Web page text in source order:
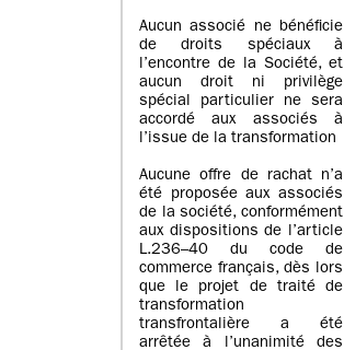
Aucun associé ne bénéficie
de droits spéciaux à
l’encontre de la Société, et
aucun droit ni privilège
spécial particulier ne sera
accordé aux associés à
l’issue de la transformation
Aucune offre de rachat n’a
été proposée aux associés
de la société, conformément
aux dispositions de l’article
L.236–40 du code de
commerce français, dès lors
que le projet de traité de
transformation
transfrontalière a été
arrêtée à l’unanimité des